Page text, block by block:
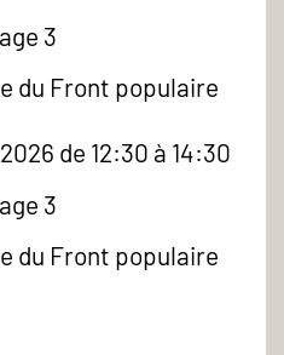
3
du Front populaire
de 12:30 à 14:30
3
du Front populaire